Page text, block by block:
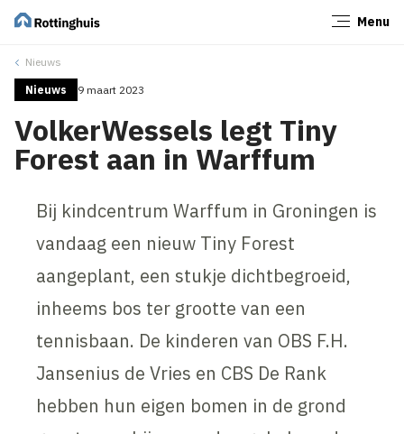
Menu
Nieuws
Nieuws 9 maart 2023
VolkerWessels legt Tiny
Forest aan in Warffum
Bij kindcentrum Warffum in Groningen is
vandaag een nieuw Tiny Forest
aangeplant, een stukje dichtbegroeid,
inheems bos ter grootte van een
tennisbaan. De kinderen van OBS F.H.
Jansenius de Vries en CBS De Rank
hebben hun eigen bomen in de grond
Sluiten